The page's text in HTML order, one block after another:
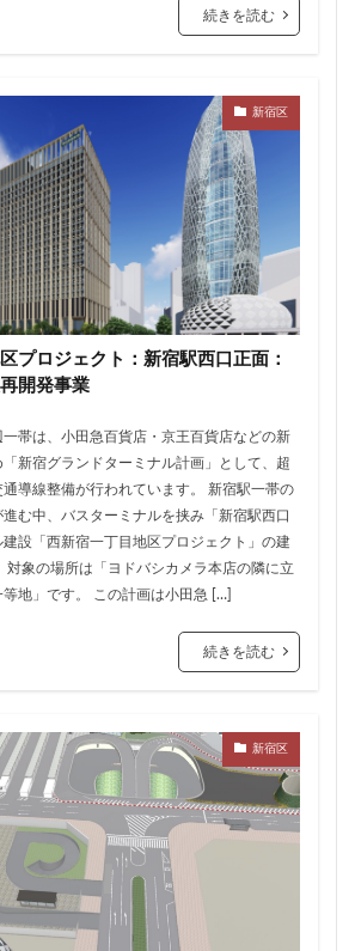
続きを読む
新宿区
プロジェクト：新宿駅西口正面：
開発事業
帯は、小田急百貨店・京王百貨店などの新
新宿グランドターミナル計画」として、超
導線整備が行われています。 新宿駅一帯の
む中、バスターミナルを挟み「新宿駅西口
設「西新宿一丁目地区プロジェクト」の建
対象の場所は「ヨドバシカメラ本店の隣に立
地」です。 この計画は小田急 […]
続きを読む
新宿区
北小金
千代田区
歳烏山 千種区 千葉パルコ
駅 千駄ヶ谷 千鳥町 南北線
田地区 南砂町 南船橋
駅 厚木駅 原宿 取手駅
屋 名古屋城 名古屋市
名古屋駅 名古屋高速
店 名鉄 名鉄百貨店
名駅 向ヶ丘遊園
品川浦 品川駅 商業施設
四ツ谷駅 国家戦略特区
センター 外環道 多摩センター
多摩境 多摩都市モノレール
大山
大阪モノレール 大阪市
洲アイル 学士会館
前区 小岩 小岩駅 小川町
小平市 小田急
小田急百貨店 小金井市
市 川口 川口市